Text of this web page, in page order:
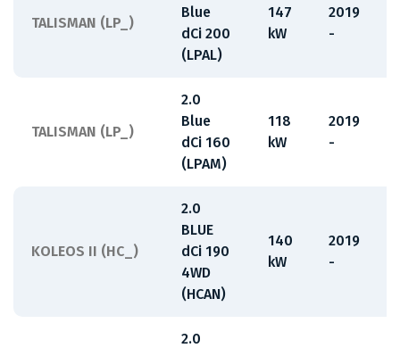
TALISMAN (LP_)
Blue
dCi 200
(LPAL)
147
kW
2019
-
TALISMAN (LP_)
2.0
Blue
dCi 160
(LPAM)
118
kW
2019
-
KOLEOS II (HC_)
2.0
BLUE
dCi 190
4WD
(HCAN)
140
kW
2019
-
2.0